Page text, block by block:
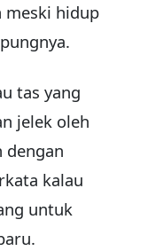
meski hidup
tas yang
jelek oleh
dengan
kalau
untuk